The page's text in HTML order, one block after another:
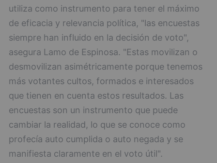
utiliza como instrumento para tener el máximo
de eficacia y relevancia política, "las encuestas
siempre han influido en la decisión de voto",
asegura Lamo de Espinosa. "Estas movilizan o
desmovilizan asimétricamente porque tenemos
más votantes cultos, formados e interesados
que tienen en cuenta estos resultados. Las
encuestas son un instrumento que puede
cambiar la realidad, lo que se conoce como
profecía auto cumplida o auto negada y se
manifiesta claramente en el voto útil".